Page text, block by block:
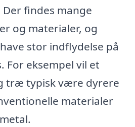
findes mange
og materialer, og
stor indflydelse på
For eksempel vil et
træ typisk være dyrere
materialer